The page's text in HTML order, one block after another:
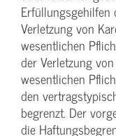
Verletzung von
wesentlichen
der Verletzung
wesentlichen
den
begrenzt. Der
die